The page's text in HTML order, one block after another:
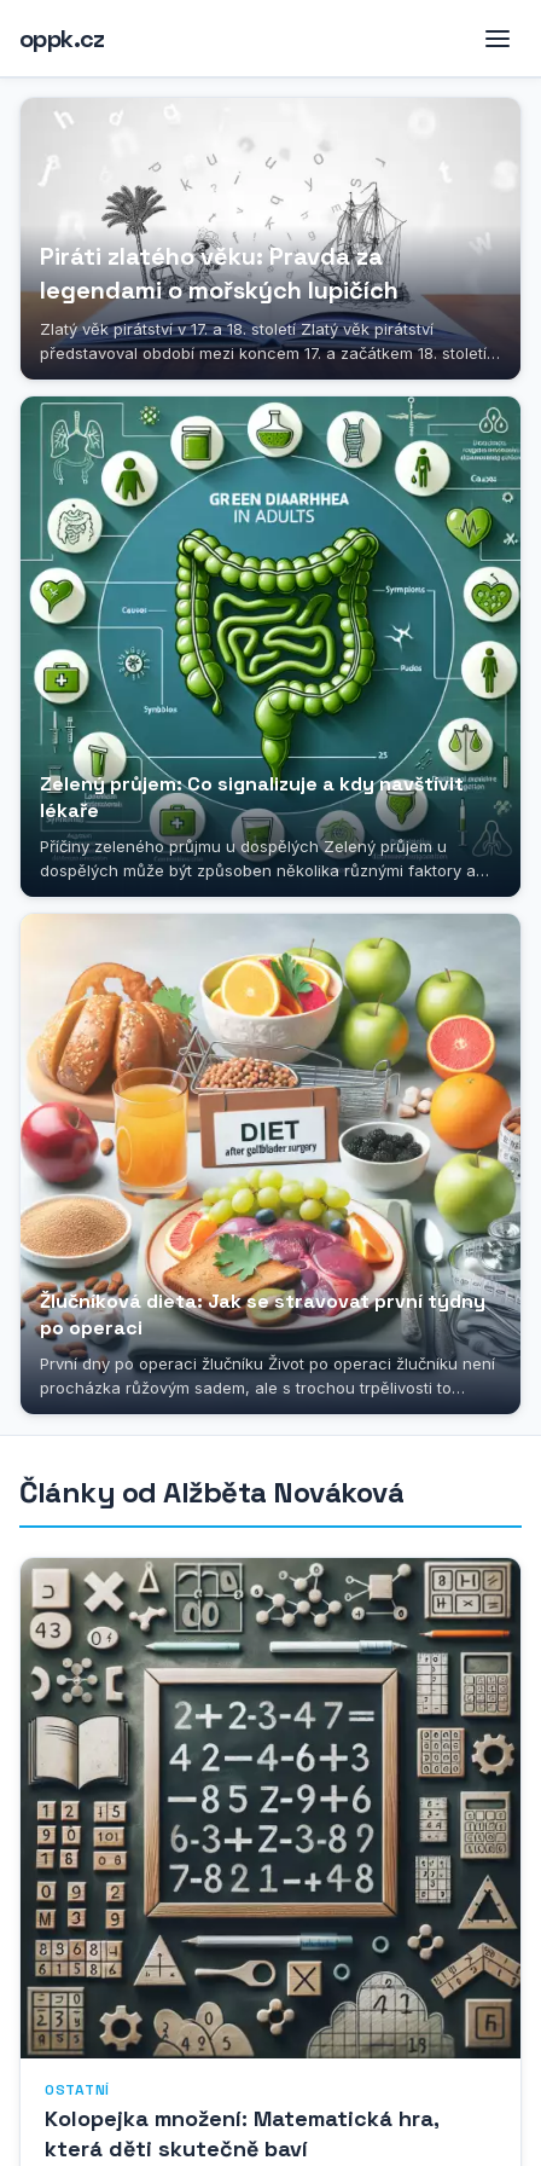
oppk.cz
Piráti zlatého věku: Pravda za
legendami o mořských lupičích
Zlatý věk pirátství v 17. a 18. století Zlatý věk pirátství
představoval období mezi koncem 17. a začátkem 18. století,
kdy loupeživé...
Zelený průjem: Co signalizuje a kdy navštívit
lékaře
Příčiny zeleného průjmu u dospělých Zelený průjem u
dospělých může být způsoben několika různými faktory a
jeho výskyt by neměl...
Žlučníková dieta: Jak se stravovat první týdny
po operaci
První dny po operaci žlučníku Život po operaci žlučníku není
procházka růžovým sadem, ale s trochou trpělivosti to
společně...
Články od Alžběta Nováková
OSTATNÍ
Kolopejka množení: Matematická hra,
která děti skutečně baví